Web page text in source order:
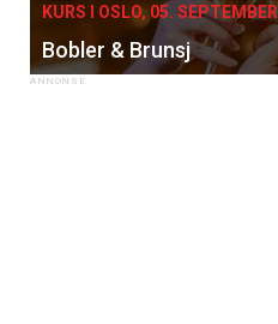
KURS I OSLO, 05. SEPTEMBER
Bobler & Brunsj